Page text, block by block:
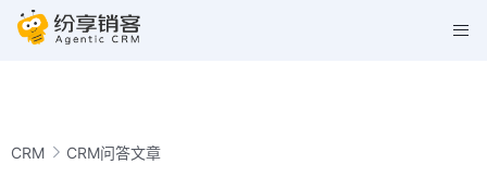
CRM CRM问答文章